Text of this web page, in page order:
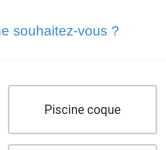
souhaitez-vous ?
Piscine coque